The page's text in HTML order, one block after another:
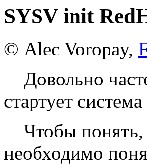
SYSV init
© Alec Voropay,
Довольно
стартует
Чтобы понять,
необходимо